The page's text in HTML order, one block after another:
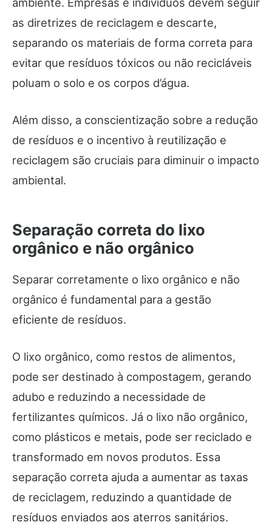
as diretrizes de reciclagem e descarte,
separando os materiais de forma correta para
evitar que resíduos tóxicos ou não recicláveis
poluam o solo e os corpos d’água.
Além disso, a conscientização sobre a redução
de resíduos e o incentivo à reutilização e
reciclagem são cruciais para diminuir o impacto
ambiental.
Separação correta do lixo
orgânico e não orgânico
Separar corretamente o lixo orgânico e não
orgânico é fundamental para a gestão
eficiente de resíduos.
O lixo orgânico, como restos de alimentos,
pode ser destinado à compostagem, gerando
adubo e reduzindo a necessidade de
fertilizantes químicos. Já o lixo não orgânico,
como plásticos e metais, pode ser reciclado e
transformado em novos produtos. Essa
separação correta ajuda a aumentar as taxas
de reciclagem, reduzindo a quantidade de
resíduos enviados aos aterros sanitários.